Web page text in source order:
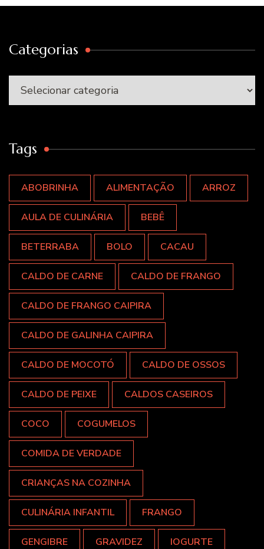
Categorias
Categorias
Tags
ABOBRINHA ALIMENTAÇÃO ARROZ
AULA DE CULINÁRIA BEBÊ
BETERRABA BOLO CACAU
CALDO DE CARNE CALDO DE FRANGO
CALDO DE FRANGO CAIPIRA
CALDO DE GALINHA CAIPIRA
CALDO DE MOCOTÓ CALDO DE OSSOS
CALDO DE PEIXE CALDOS CASEIROS
COCO COGUMELOS
COMIDA DE VERDADE
CRIANÇAS NA COZINHA
CULINÁRIA INFANTIL FRANGO
GENGIBRE GRAVIDEZ IOGURTE